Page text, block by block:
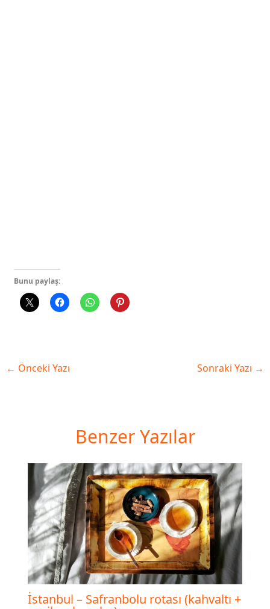
Bunu paylaş:
← Önceki Yazı Sonraki Yazı →
Benzer Yazılar
İstanbul – Safranbolu rotası (kahvaltı +